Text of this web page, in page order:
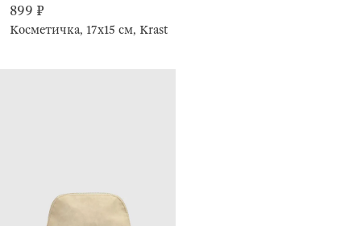
899 ₽
Косметичка, 17х15 см, Krast